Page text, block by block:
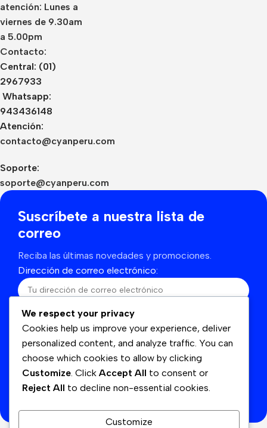
atención: Lunes a
viernes de 9.30am
a 5.00pm
Contacto:
Central: (01)
2967933
Whatsapp:
943436148
Atención:
contacto@cyanperu.com
Soporte:
soporte@cyanperu.com
Suscríbete a nuestra lista de
correo
Reciba las últimas novedades y promociones.
Dirección de correo electrónico:
He leído y acepto los términos y condiciones
Se utilizará de acuerdo con nuestrasPoliticas de
We respect your privacy
Cookies help us improve your experience, deliver
personalized content, and analyze traffic. You can
choose which cookies to allow by clicking
Customize . Click Accept All to consent or
Reject All to decline non-essential cookies.
Customize